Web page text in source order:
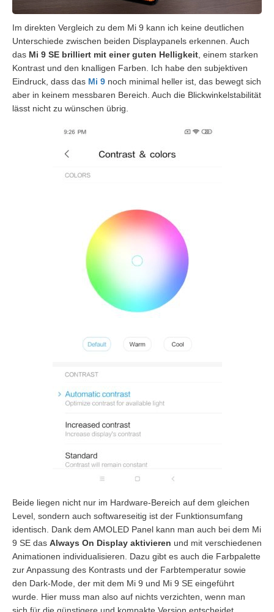
Im direkten Vergleich zu dem Mi 9 kann ich keine deutlichen
Unterschiede zwischen beiden Displaypanels erkennen. Auch
das Mi 9 SE brilliert mit einer guten Helligkeit , einem starken
Kontrast und den knalligen Farben. Ich habe den subjektiven
Eindruck, dass das Mi 9 noch minimal heller ist, das bewegt sich
aber in keinem messbaren Bereich. Auch die Blickwinkelstabilität
lässt nicht zu wünschen übrig.
Beide liegen nicht nur im Hardware-Bereich auf dem gleichen
Level, sondern auch softwareseitig ist der Funktionsumfang
identisch. Dank dem AMOLED Panel kann man auch bei dem Mi
9 SE das Always On Display aktivieren und mit verschiedenen
Animationen individualisieren. Dazu gibt es auch die Farbpalette
zur Anpassung des Kontrasts und der Farbtemperatur sowie
den Dark-Mode, der mit dem Mi 9 und Mi 9 SE eingeführt
wurde. Hier muss man also auf nichts verzichten, wenn man